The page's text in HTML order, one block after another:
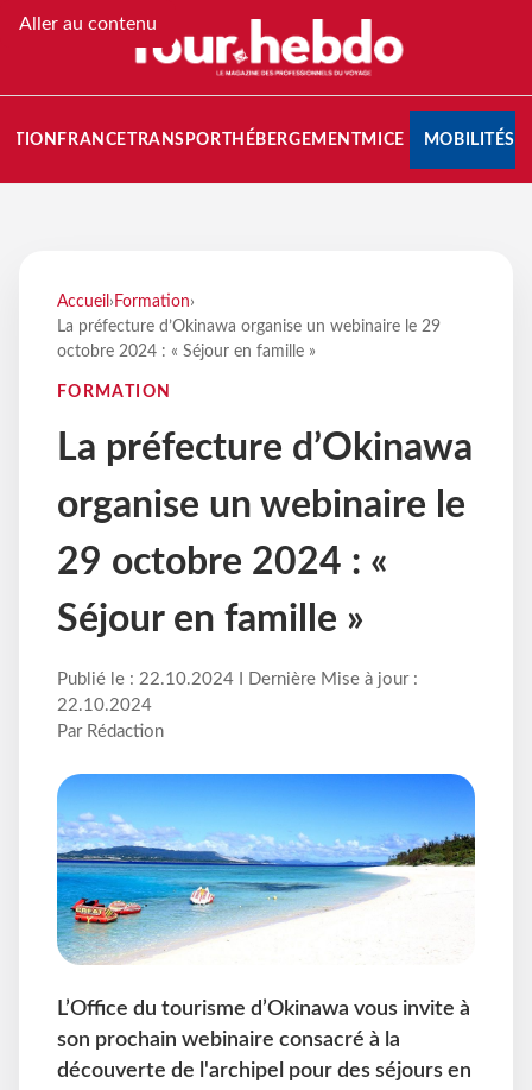
Aller au contenu
FRANCETRANSPORT HÉBERGEMENTMICE MOBILITÉS
Accueil › Formation›
La préfecture d’Okinawa organise un webinaire le 29
octobre 2024 : « Séjour en famille »
FORMATION
La préfecture d’Okinawa
organise un webinaire le
29 octobre 2024 : «
Séjour en famille »
Publié le : 22.10.2024 I Dernière Mise à jour :
22.10.2024
Par Rédaction
L’Office du tourisme d’Okinawa vous invite à
son prochain webinaire consacré à la
découverte de l'archipel pour des séjours en